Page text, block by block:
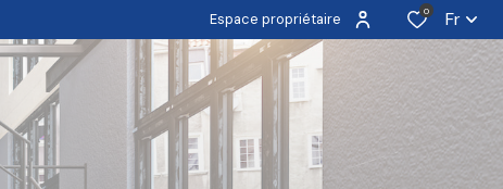
Espace propriétaire 0 Fr